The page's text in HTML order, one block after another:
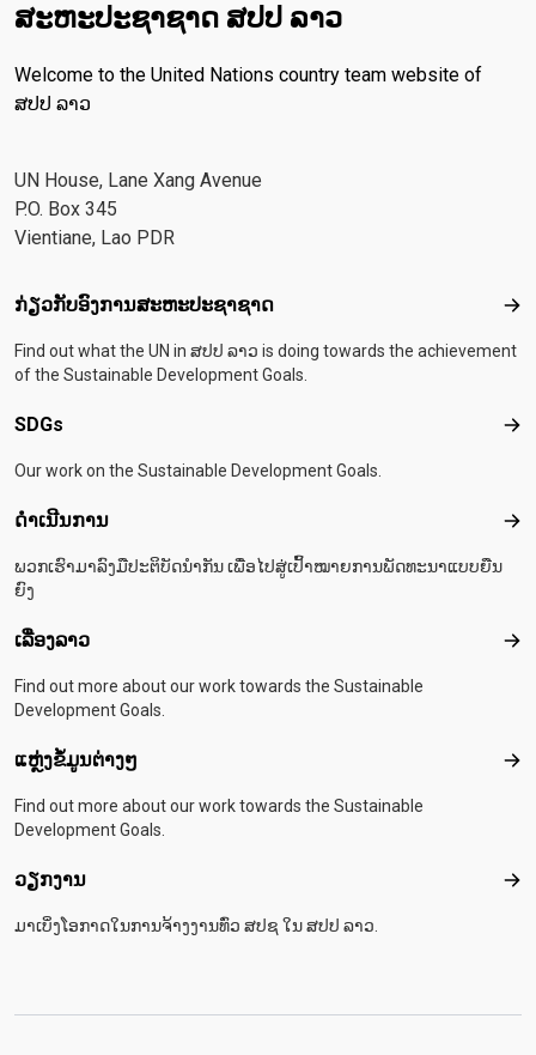
ສະ​ຫະ​ປະ​ຊາ​ຊາດ ສປປ ລາວ
Welcome to the United Nations country team website of
ສປປ ລາວ
UN House, Lane Xang Avenue
P.O. Box 345
Vientiane, Lao PDR
Footer menu
ກ່ຽວກັບອົງການສະຫະປະຊາຊາດ ກ່ຽ
Find out what the UN in ສປປ ລາວ is doing towards the achievement
of the Sustainable Development Goals.
SDGs
Our work on the Sustainable Development Goals.
ດຳເນີນການ ດຳ
ພວກເຮົາມາລົງມືປະຕິບັດນຳກັນ ເພື່ອໄປສູ່ເປົ້າໝາຍການພັດທະນາແບບຍືນ
ຍົງ
ເລື່ອງລາວ ເລື່
Find out more about our work towards the Sustainable
Development Goals.
ແຫຼ່ງຂໍ້ມູນຕ່າງໆ ແຫຼ່
Find out more about our work towards the Sustainable
Development Goals.
ວຽກງານ ວຽ
ມາເບິ່ງໂອກາດໃນການຈ້າງງານທົ່ວ ສປຊ ໃນ ສປປ ລາວ.